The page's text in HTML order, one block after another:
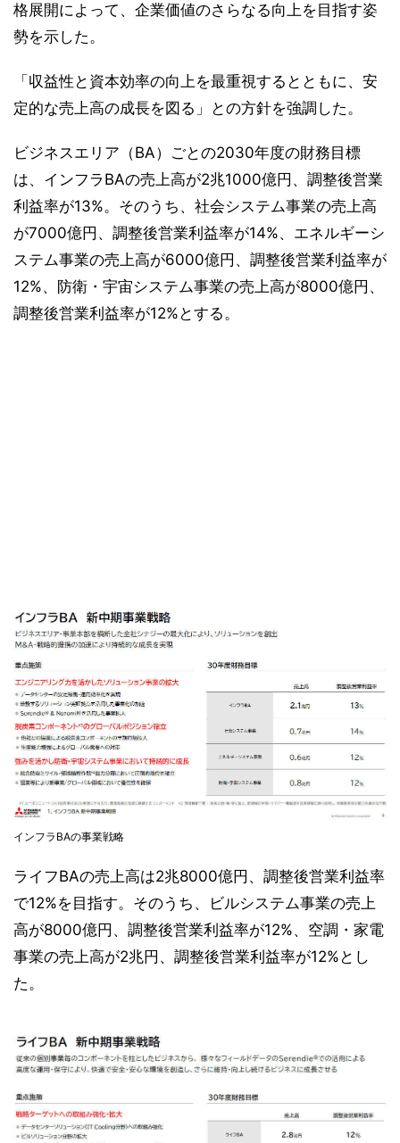
格展開によって、企業価値のさらなる向上を目指す姿
勢を示した。
「収益性と資本効率の向上を最重視するとともに、安
定的な売上高の成長を図る」との方針を強調した。
ビジネスエリア（BA）ごとの2030年度の財務目標
は、インフラBAの売上高が2兆1000億円、調整後営業
利益率が13%。そのうち、社会システム事業の売上高
が7000億円、調整後営業利益率が14%、エネルギーシ
ステム事業の売上高が6000億円、調整後営業利益率が
12%、防衛・宇宙システム事業の売上高が8000億円、
調整後営業利益率が12%とする。
インフラBAの事業戦略
ライフBAの売上高は2兆8000億円、調整後営業利益率
で12%を目指す。そのうち、ビルシステム事業の売上
高が8000億円、調整後営業利益率が12%、空調・家電
事業の売上高が2兆円、調整後営業利益率が12%とし
た。